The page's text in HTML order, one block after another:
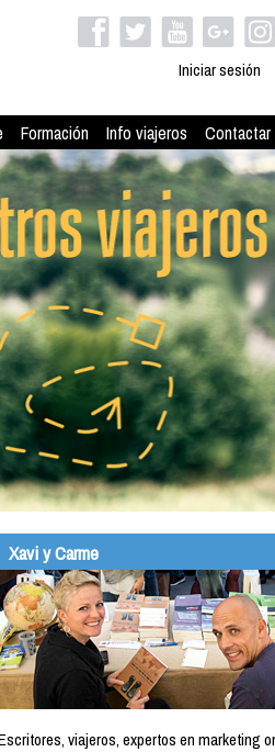
Iniciar sesión
Formación Info viajeros Contactar
Xavi y Carme
viajeros, expertos en marketing